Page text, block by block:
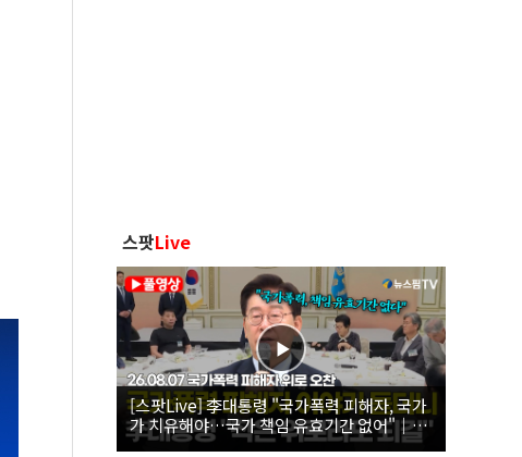
스팟Live
[스팟Live] 李대통령 "국가폭력 피해자, 국가
가 치유해야…국가 책임 유효기간 없어"｜
26.08.07 국가폭력 피해자 위로 오찬